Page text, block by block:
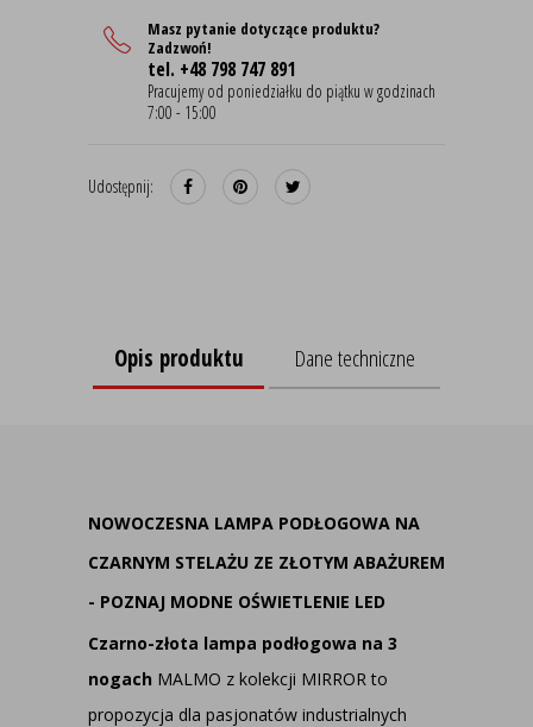
Masz pytanie dotyczące produktu?
Zadzwoń!
tel. +48 798 747 891
Pracujemy od poniedziałku do piątku w godzinach
7:00 - 15:00
Udostępnij:
Opis produktu Dane techniczne
NOWOCZESNA LAMPA PODŁOGOWA NA
CZARNYM STELAŻU ZE ZŁOTYM ABAŻUREM
- POZNAJ MODNE OŚWIETLENIE LED
Czarno-złota lampa podłogowa na 3
nogach MALMO z kolekcji MIRROR to
propozycja dla pasjonatów industrialnych